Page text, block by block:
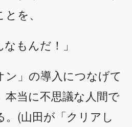
を、
もんだ！」
ン」の導入につなげて
当に不思議な人間で
(山田が「クリアし